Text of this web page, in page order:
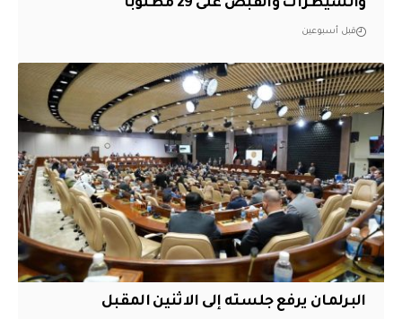
والسيطرات والقبض على 29 مطلوباً
قبل أسبوعين
البرلمان يرفع جلسته إلى الاثنين المقبل